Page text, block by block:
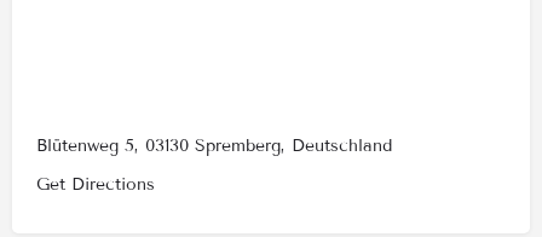
Blütenweg 5, 03130 Spremberg, Deutschland
Get Directions